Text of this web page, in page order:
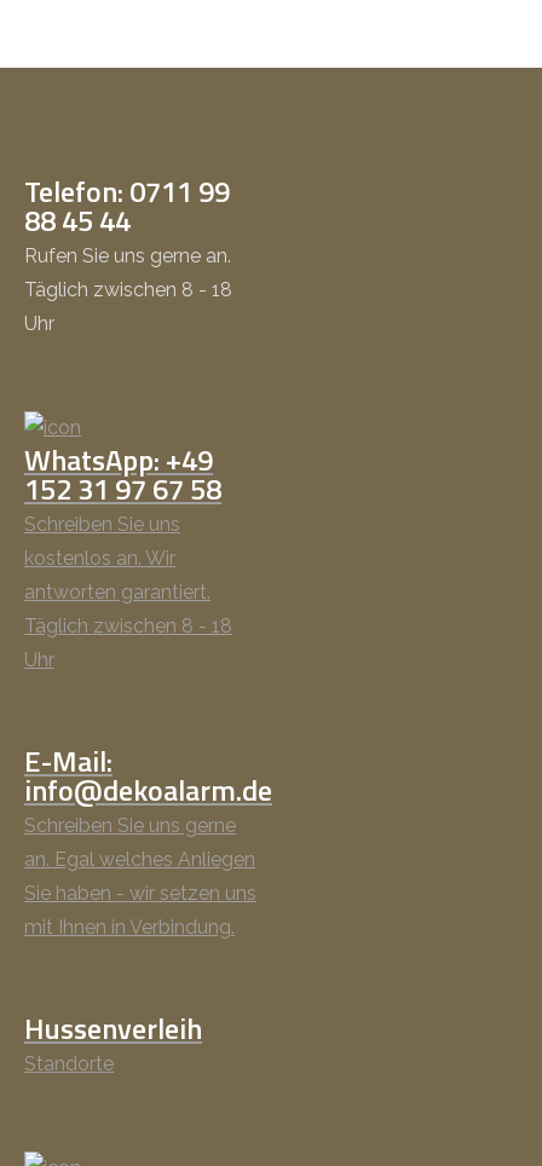
Telefon: 0711 99
88 45 44
Rufen Sie uns gerne an.
Täglich zwischen 8 - 18
Uhr
WhatsApp: +49
152 31 97 67 58
Schreiben Sie uns
kostenlos an. Wir
antworten garantiert.
Täglich zwischen 8 - 18
Uhr
E-Mail:
info@dekoalarm.de
Schreiben Sie uns gerne
an. Egal welches Anliegen
Sie haben - wir setzen uns
mit Ihnen in Verbindung.
Hussenverleih
Standorte